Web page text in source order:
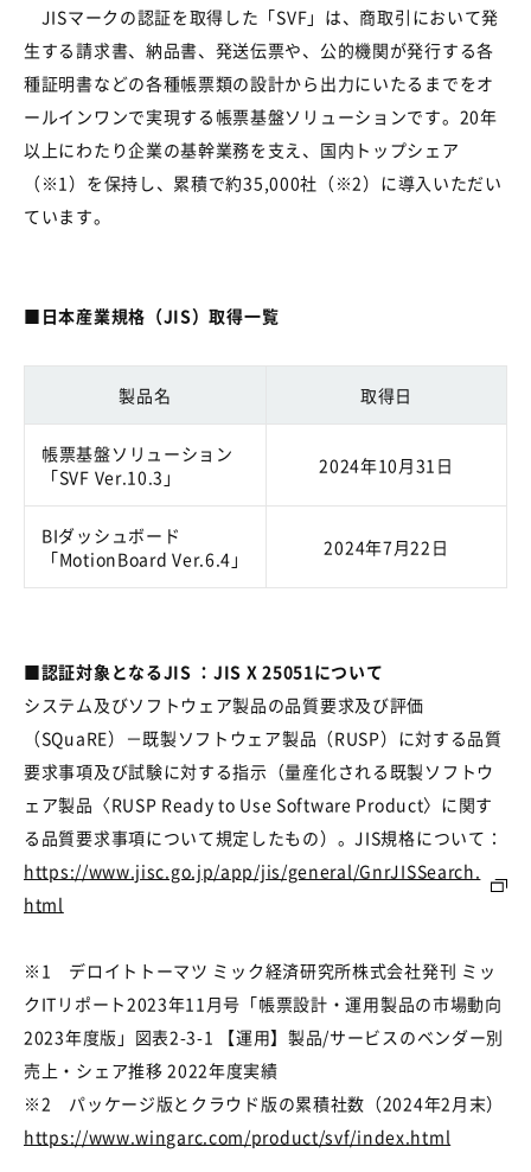
JISマークの認証を取得した「SVF」は、商取引において発
生する請求書、納品書、発送伝票や、公的機関が発行する各
種証明書などの各種帳票類の設計から出力にいたるまでをオ
ールインワンで実現する帳票基盤ソリューションです。 20年
以上にわたり企業の基幹業務を支え、国内トップシェア
（※1）を保持し、累積で約35,000社（※2）に導入いただい
ています。
■ 日本産業規格（JIS）取得一覧
製品名 取得日
帳票基盤ソリューション
「SVF Ver.10.3 」 2024年10 月 31 日
BIダッシュボード
「MotionBoard Ver. 6 .4 」 2024年7 月22 日
■認証対象となるJIS ：JIS X 25051について
システム及びソフトウェア製品の品質要求及び評価
（SQuaRE）－既製ソフトウェア製品（RUSP）に対する品質
要求事項及び試験に対する指示（量産化される既製ソフトウ
ェア製品〈RUSP Ready to Use Software Product〉に関す
る品質要求事項について規定したもの）。JIS規格について：
https://www.jisc.go.jp/app/jis/general/GnrJISSearch.
html
※ 1
デロイトトーマツ ミック経済研究所株式会社発刊 ミッ
クITリポート2023年11月号「帳票設計・運用製品の市場動向
2023年度版」図表2-3-1 【運用】製品/サービスのベンダー別
売上・シェア推移 2022年度実績
※2 パッケージ版とクラウド版の累積社数（2024年2 月末）
https://www.wingarc.com/product/svf/index.html